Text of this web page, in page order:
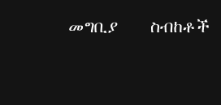
መግቢያ ስብከቶች